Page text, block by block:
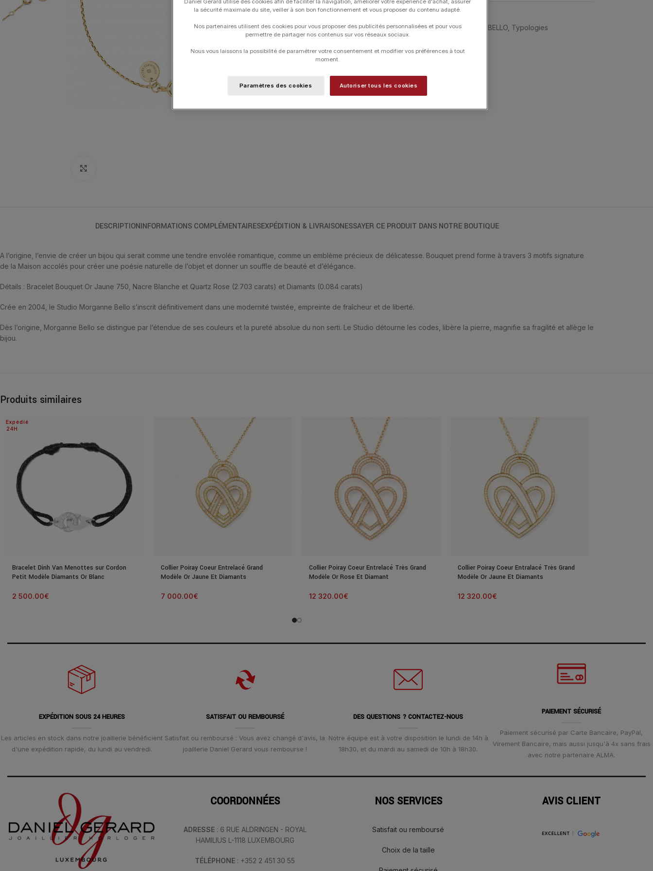
Catégories : Bouquet, Bracelets, Bracelets, MORGANNE BELLO, Typologies
DESCRIPTIONINFORMATIONS COMPLÉMENTAIRESEXPÉDITION & LIVRAISONESSAYER CE PRODUIT DANS NOTRE BOUTIQUE
A l’origine, l’envie de créer un bijou qui serait comme une tendre envolée romantique, comme un emblème précieux de délicatesse. Bouquet prend forme à travers 3 motifs signature
de la Maison accolés pour créer une poésie naturelle de l’objet et donner un souffle de beauté et d’élégance.
Détails : Bracelet Bouquet Or Jaune 750, Nacre Blanche et Quartz Rose (2.703 carats) et Diamants (0.084 carats)
Crée en 2004, le Studio Morganne Bello s’inscrit définitivement dans une modernité twistée, empreinte de fraîcheur et de liberté.
Dès l’origine, Morganne Bello se distingue par l’étendue de ses couleurs et la pureté absolue du non serti. Le Studio détourne les codes, libère la pierre, magnifie sa fragilité et allège le
bijou.
Produits similaires
24H
Expédié
Bracelet Dinh Van Menottes sur Cordon
Petit Modèle Diamants Or Blanc
2 500.00€
Collier Poiray Coeur Entrelacé Grand
Modèle Or Jaune Et Diamants
7 000.00€
Collier Poiray Coeur Entrelacé Très Grand
Modèle Or Rose Et Diamant
12 320.00€
Collier Poiray Coeur Entralacé Très Grand
Modèle Or Jaune Et Diamants
12 320.00€
EXPÉDITION SOUS 24 HEURES
Les articles en stock dans notre joaillerie bénéficient
d'une expédition rapide, du lundi au vendredi.
SATISFAIT OU REMBOURSÉ
Satisfait ou remboursé : Vous avez changé d'avis, la
joaillerie Daniel Gerard vous rembourse !
DES QUESTIONS ? CONTACTEZ-NOUS
Notre équipe est à votre disposition le lundi de 14h à
18h30, et du mardi au samedi de 10h à 18h30.
PAIEMENT SÉCURISÉ
Paiement sécurisé par Carte Bancaire, PayPal,
Virement Bancaire, mais aussi jusqu'à 4x sans frais
avec notre partenaire ALMA.
COORDONNÉES
ADRESSE: 6 RUE ALDRINGEN - ROYAL
HAMILIUS L-1118 LUXEMBOURG
TÉLÉPHONE : +352 2 451 30 55
NOS SERVICES
Satisfait ou remboursé
Choix de la taille
AVIS CLIENT
Daniel Gerard utilise des cookies afin de faciliter la navigation, améliorer votre expérience d'achat, assurer
la sécurité maximale du site, veiller à son bon fonctionnement et vous proposer du contenu adapté.
Nos partenaires utilisent des cookies pour vous proposer des publicités personnalisées et pour vous
permettre de partager nos contenus sur vos réseaux sociaux.
Nous vous laissons la possibilité de paramétrer votre consentement et modifier vos préférences à tout
moment.
Paramètres des cookies Autoriser tous les cookies